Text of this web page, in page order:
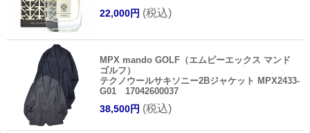
22,000円 (税込)
MPX mando GOLF（エムピーエックス マンド
ゴルフ）
テクノウールサキソニー2Bジャケット MPX2433-
G01 17042600037
38,500円 (税込)